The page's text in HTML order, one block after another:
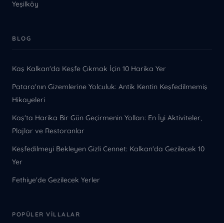
Yeşilköy
BLOG
Kaş Kalkan'da Keşfe Çıkmak İçin 10 Harika Yer
Patara'nın Gizemlerine Yolculuk: Antik Kentin Keşfedilmemiş
Hikayeleri
Kaş'ta Harika Bir Gün Geçirmenin Yolları: En İyi Aktiviteler,
Plajlar ve Restoranlar
Keşfedilmeyi Bekleyen Gizli Cennet: Kalkan'da Gezilecek 10
Yer
Fethiye'de Gezilecek Yerler
POPÜLER VILLALAR